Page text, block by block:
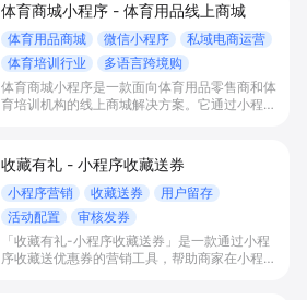
体育商城小程序 - 体育用品线上商城
体育用品商城 微信小程序
私域电商运营
体育培训行业
多语言跨境购
体育商城小程序是一款面向体育用品零售商和体
育培训机构的线上商城解决方案。它通过小程序
程，沉淀私域会员、提升复购并拓展全球客源。
收藏有礼 - 小程序收藏送券
小程序营销 收藏送券
用户留存
活动配置
审核发券
「收藏有礼-小程序收藏送券」是一款通过小程
序收藏送优惠券的营销工具，帮助商家在小程序